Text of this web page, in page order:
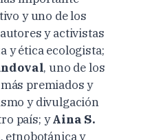
y uno de los
y activistas
y ética ecologista;
, uno de los
premiados y
y divulgación
país; yAina S.
etnobotánica y